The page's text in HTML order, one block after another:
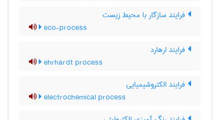
فرایند سازگار با محیط زیست
eco-process
فرایند ارهارد
ehrhardt process
فرایند الکتروشیمیایی
electrochemical process